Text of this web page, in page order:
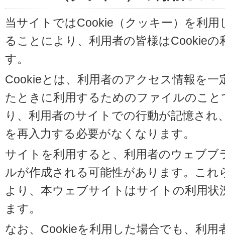
当サイトではCookie（クッキー）を利
ることにより、利用者の皆様はCookie
す。
Cookieとは、利用者のアクセス情報を
たときに利用するためのファイルのこ
り、利用者のサイトでの行動が記憶さ
を再入力する必要がなくなります。
サイトを利用すると、利用者のウェブ
ルが作成される可能性があります。こ
より、本ウェブサイトはサイトの利用
ます。
なお、Cookieを利用した場合でも、利用